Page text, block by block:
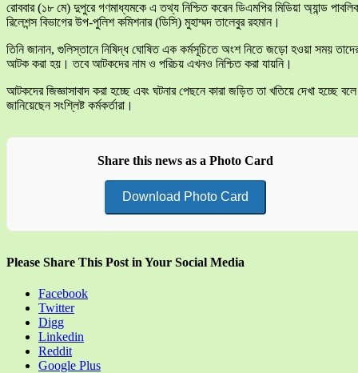
রোববার (১৮ মে) দুপুরে গণমাধ্যমকে এ তথ্য নিশ্চিত করেন ডিএমপির মিডিয়া অ্যান্ড
রিলেশন্স বিভাগের উপ-পুলিশ কমিশনার (ডিসি) মুহাম্মদ তালেবুর রহমান।
তিনি জানান, গুলিস্তানে নিষিদ্ধ ঘোষিত এক কর্মসূচিতে অংশ নিতে জড়ো হওয়া সময়
আটক করা হয়। তবে আটকদের নাম ও পরিচয় এখনও নিশ্চিত করা যায়নি।
আটকদের জিজ্ঞাসাবাদ করা হচ্ছে এবং ঘটনার পেছনে কারা জড়িত তা খতিয়ে দেখা হচ্ছে বলে
জানিয়েছেন সংশ্লিষ্ট কর্মকর্তারা।
Share this news as a Photo Card
Download Photo Card
Please Share This Post in Your Social Media
Facebook
Twitter
Digg
Linkedin
Reddit
Google Plus